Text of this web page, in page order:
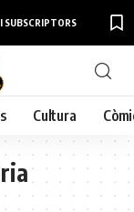
SUBSCRIPTORS
Cultura